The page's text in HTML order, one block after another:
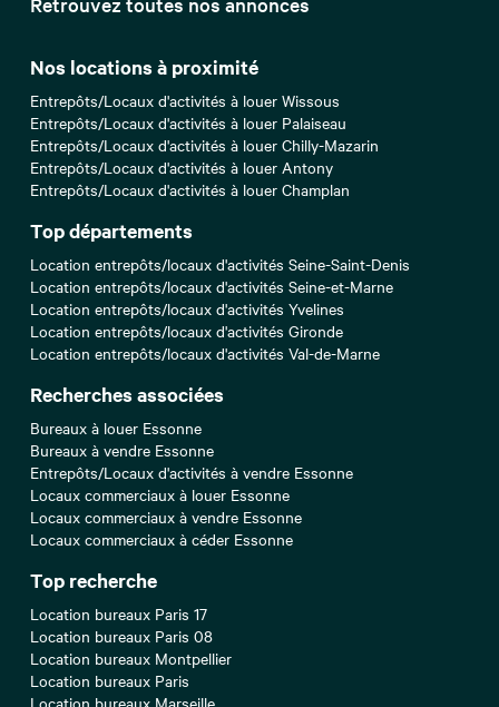
Nos locations à proximité
Entrepôts/Locaux d'activités à louer Wissous
Entrepôts/Locaux d'activités à louer Palaiseau
Entrepôts/Locaux d'activités à louer Chilly-Mazarin
Entrepôts/Locaux d'activités à louer Antony
Entrepôts/Locaux d'activités à louer Champlan
Top départements
Location entrepôts/locaux d'activités Seine-Saint-Denis
Location entrepôts/locaux d'activités Seine-et-Marne
Location entrepôts/locaux d'activités Yvelines
Location entrepôts/locaux d'activités Gironde
Location entrepôts/locaux d'activités Val-de-Marne
Recherches associées
Bureaux à louer Essonne
Bureaux à vendre Essonne
Entrepôts/Locaux d'activités à vendre Essonne
Locaux commerciaux à louer Essonne
Locaux commerciaux à vendre Essonne
Locaux commerciaux à céder Essonne
Top recherche
Location bureaux Paris 17
Location bureaux Paris 08
Location bureaux Montpellier
Location bureaux Paris